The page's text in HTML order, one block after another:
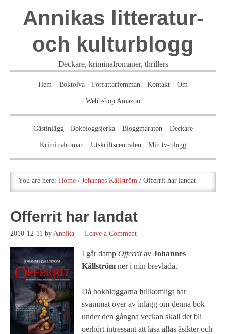
Annikas litteratur-
och kulturblogg
Deckare, kriminalromaner, thrillers
Hem Boktolva Författarfemman Kontakt Om
Webbshop Amazon
Gästinlägg Bokbloggsjerka Bloggmaraton Deckare
Kriminalroman Utskriftscentralen Min tv-blogg
You are here: Home / Johannes Källström / Offerrit har landat
Offerrit har landat
2010-12-11 by Annika Leave a Comment
I går damp Offerritav Johannes
Källström ner i min brevlåda.
Då bokbloggarna fullkomligt har
svämmat över av inlägg om denna bok
under den gångna veckan skall det bli
oerhört intressant att läsa allas åsikter och